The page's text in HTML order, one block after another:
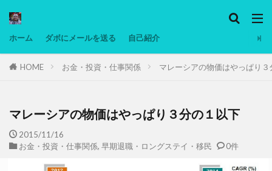
ホーム ダボにメールを送る 自己紹介
HOME お金・投資・仕事関係 マレーシアの物価はやっぱり
マレーシアの物価はやっぱり３分の１以下
2015/11/16
お金・投資・仕事関係, 早期退職・ロングステイ・移民 0件
タグ
マレーシア動画
ヨーグルト
備忘録
動画 日本人村社会 脱水シート